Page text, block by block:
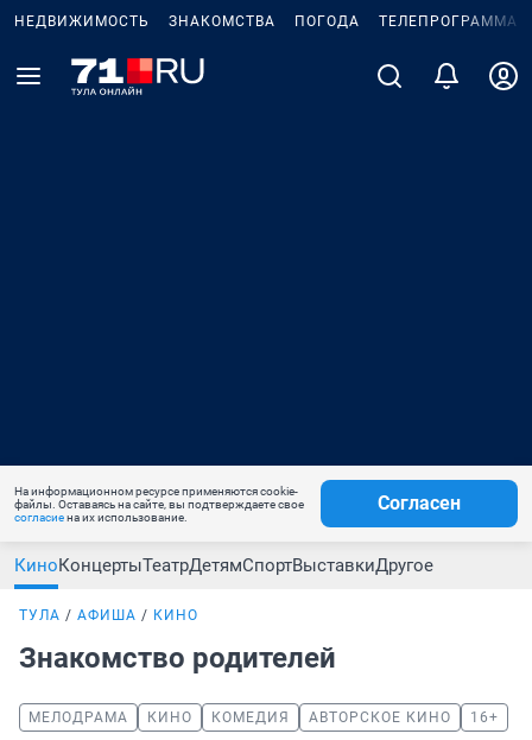
НЕДВИЖИМОСТЬ ЗНАКОМСТВА ПОГОДА ТЕЛЕПРОГРАММА
На информационном ресурсе применяются cookie-
файлы. Оставаясь на сайте, вы подтверждаете свое
согласиена их использование.
Согласен
КиноКонцертыТеатрДетямСпортВыставкиДругое
ТУЛА АФИША КИНО
Знакомство родителей
МЕЛОДРАМА КИНО КОМЕДИЯ АВТОРСКОЕ КИНО 16+